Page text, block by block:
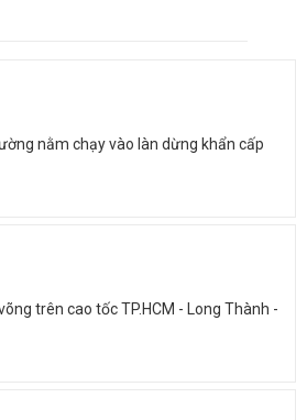
nằm chạy vào làn dừng khẩn cấp
trên cao tốc TP.HCM - Long Thành -